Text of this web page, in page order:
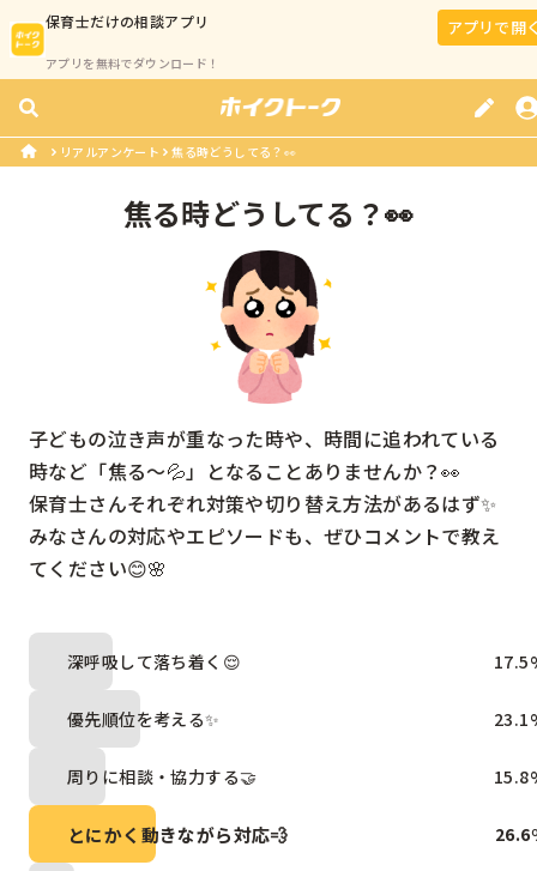
保育士だけの相談アプリ
アプリを無料でダウンロード！
アプリで開
リアルアンケート 焦る時どうしてる？👀
焦る時どうしてる？👀
子どもの泣き声が重なった時や、時間に追われている
時など「焦る〜💦」となることありませんか？👀
保育士さんそれぞれ対策や切り替え方法があるはず✨
みなさんの対応やエピソードも、ぜひコメントで教え
てください😊🌸
深呼吸して落ち着く😌 17.5
優先順位を考える✨ 23.1
周りに相談・協力する🤝 15.8
とにかく動きながら対応💨 26.6